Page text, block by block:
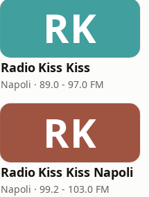
RK
Radio Kiss Kiss
Napoli · 89.0 - 97.0 FM
RK
Radio Kiss Kiss Napoli
Napoli · 99.2 - 103.0 FM